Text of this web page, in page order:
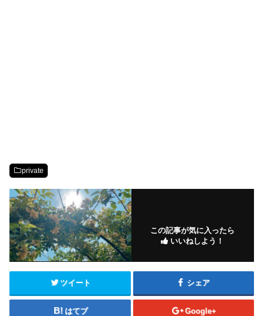
private
この記事が気に入ったら
いいねしよう！
ツイート シェア
はてブ Google+